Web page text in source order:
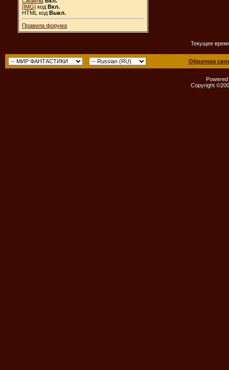
[IMG] код Вкл.
HTML код Выкл.
Правила форума
Текущее
Обратная
Copyright